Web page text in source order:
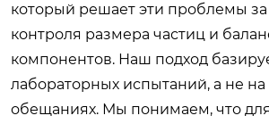
который решает эти проблемы за
контроля размера частиц и
компонентов. Наш подход
лабораторных испытаний, а не
обещаниях. Мы понимаем, что для